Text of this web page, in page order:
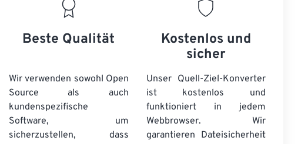
Beste Qualität
Wir verwenden sowohl Open
Source als auch
kundenspezifische
Software, um
sicherzustellen, dass
Kostenlos und
sicher
Unser Quell-Ziel-Konverter
ist kostenlos und
funktioniert in jedem
Webbrowser. Wir
garantieren Dateisicherheit